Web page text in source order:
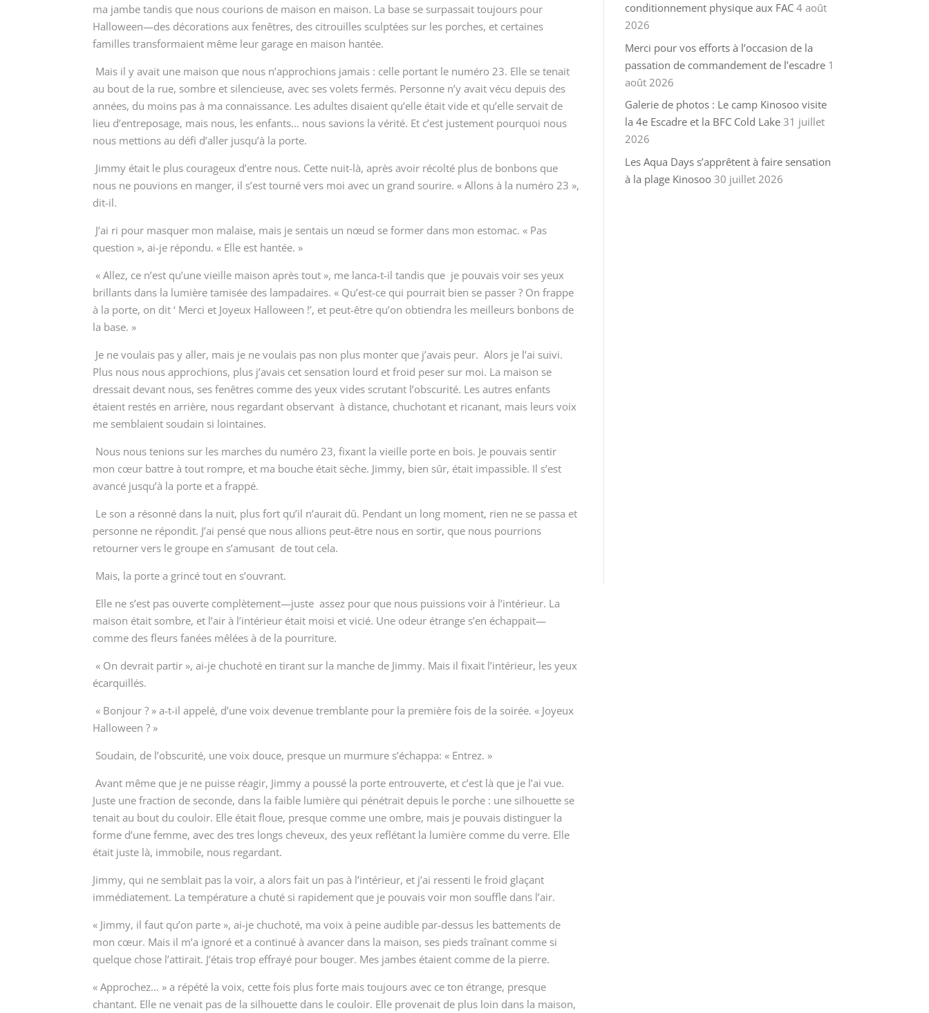
ma jambe tandis que nous courions de maison en maison. La base se surpassait toujours pour
Halloween—des décorations aux fenêtres, des citrouilles sculptées sur les porches, et certaines
familles transformaient même leur garage en maison hantée.
Mais il y avait une maison que nous n’approchions jamais : celle portant le numéro 23. Elle se tenait
au bout de la rue, sombre et silencieuse, avec ses volets fermés. Personne n’y avait vécu depuis des
années, du moins pas à ma connaissance. Les adultes disaient qu’elle était vide et qu’elle servait de
lieu d’entreposage, mais nous, les enfants… nous savions la vérité. Et c’est justement pourquoi nous
nous mettions au défi d’aller jusqu’à la porte.
Jimmy était le plus courageux d’entre nous. Cette nuit-là, après avoir récolté plus de bonbons que
nous ne pouvions en manger, il s’est tourné vers moi avec un grand sourire. « Allons à la numéro 23 »,
dit-il.
J’ai ri pour masquer mon malaise, mais je sentais un nœud se former dans mon estomac. « Pas
question », ai-je répondu. « Elle est hantée. »
« Allez, ce n’est qu’une vieille maison après tout », me lanca-t-il tandis que je pouvais voir ses yeux
brillants dans la lumière tamisée des lampadaires. « Qu’est-ce qui pourrait bien se passer ? On frappe
à la porte, on dit ‘ Merci et Joyeux Halloween !’, et peut-être qu’on obtiendra les meilleurs bonbons de
la base. »
Je ne voulais pas y aller, mais je ne voulais pas non plus monter que j’avais peur. Alors je l’ai suivi.
Plus nous nous approchions, plus j’avais cet sensation lourd et froid peser sur moi. La maison se
dressait devant nous, ses fenêtres comme des yeux vides scrutant l’obscurité. Les autres enfants
étaient restés en arrière, nous regardant observant à distance, chuchotant et ricanant, mais leurs voix
me semblaient soudain si lointaines.
Nous nous tenions sur les marches du numéro 23, fixant la vieille porte en bois. Je pouvais sentir
mon cœur battre à tout rompre, et ma bouche était sèche. Jimmy, bien sûr, était impassible. Il s’est
avancé jusqu’à la porte et a frappé.
Le son a résonné dans la nuit, plus fort qu’il n’aurait dû. Pendant un long moment, rien ne se passa et
personne ne répondit. J’ai pensé que nous allions peut-être nous en sortir, que nous pourrions
retourner vers le groupe en s’amusant de tout cela.
Mais, la porte a grincé tout en s’ouvrant.
Elle ne s’est pas ouverte complètement—juste assez pour que nous puissions voir à l’intérieur. La
maison était sombre, et l’air à l’intérieur était moisi et vicié. Une odeur étrange s’en échappait—
comme des fleurs fanées mêlées à de la pourriture.
« On devrait partir », ai-je chuchoté en tirant sur la manche de Jimmy. Mais il fixait l’intérieur, les yeux
écarquillés.
« Bonjour ? » a-t-il appelé, d’une voix devenue tremblante pour la première fois de la soirée. « Joyeux
Halloween ? »
Soudain, de l’obscurité, une voix douce, presque un murmure s’échappa: « Entrez. »
Avant même que je ne puisse réagir, Jimmy a poussé la porte entrouverte, et c’est là que je l’ai vue.
Juste une fraction de seconde, dans la faible lumière qui pénétrait depuis le porche : une silhouette se
tenait au bout du couloir. Elle était floue, presque comme une ombre, mais je pouvais distinguer la
forme d’une femme, avec des tres longs cheveux, des yeux reflétant la lumière comme du verre. Elle
était juste là, immobile, nous regardant.
Jimmy, qui ne semblait pas la voir, a alors fait un pas à l’intérieur, et j’ai ressenti le froid glaçant
immédiatement. La température a chuté si rapidement que je pouvais voir mon souffle dans l’air.
« Jimmy, il faut qu’on parte », ai-je chuchoté, ma voix à peine audible par-dessus les battements de
mon cœur. Mais il m’a ignoré et a continué à avancer dans la maison, ses pieds traînant comme si
quelque chose l’attirait. J’étais trop effrayé pour bouger. Mes jambes étaient comme de la pierre.
« Approchez… » a répété la voix, cette fois plus forte mais toujours avec ce ton étrange, presque
chantant. Elle ne venait pas de la silhouette dans le couloir. Elle provenait de plus loin dans la maison,
conditionnement physique aux FAC 4 août
2026
Merci pour vos efforts à l’occasion de la
passation de commandement de l’escadre 1
août 2026
Galerie de photos : Le camp Kinosoo visite
la 4e Escadre et la BFC Cold Lake 31 juillet
2026
Les Aqua Days s’apprêtent à faire sensation
à la plage Kinosoo 30 juillet 2026